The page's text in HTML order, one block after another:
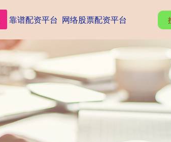
靠谱配资平台 网络股票配资平台